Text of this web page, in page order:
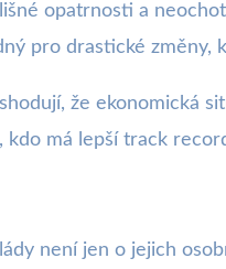
opatrnosti a
pro drastické
že ekonomická
má lepší track
není jen o jejich